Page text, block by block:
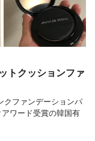
トクッションファ
クファンデーションパ
ワード受賞の韓国有